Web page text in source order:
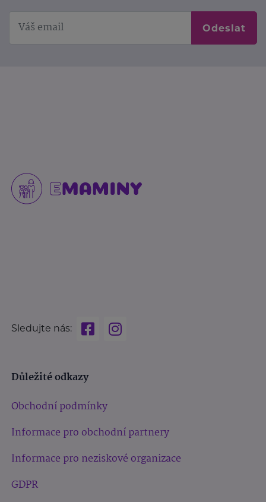
Odeslat
Sledujte nás:
Důležité odkazy
Obchodní podmínky
Informace pro obchodní partnery
Informace pro neziskové organizace
GDPR